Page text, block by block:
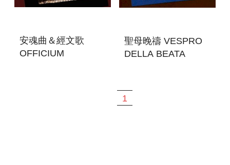
安魂曲＆經文歌
OFFICIUM
聖母晚禱 VESPRO
DELLA BEATA
1